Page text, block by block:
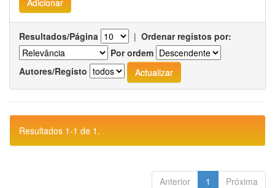
Resultados/Página | Ordenar registos por:
Por ordem
Autores/Registo
Resultados 1-1 de 1.
Anterior 1 Próxima